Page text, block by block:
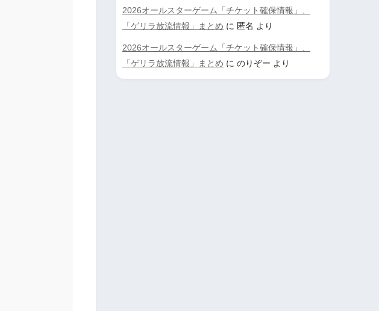
2026オールスターゲーム「チケット確保情報」、
「ゲリラ放流情報」まとめ に 匿名 より
2026オールスターゲーム「チケット確保情報」、
「ゲリラ放流情報」まとめ に のりぞー より